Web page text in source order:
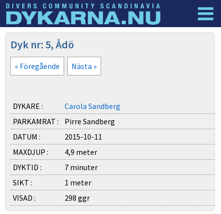
Dyknyheter
Dyk nr: 5, Ådö
« Föregående Nästa »
DYKARE :
Carola Sandberg
PARKAMRAT :
Pirre Sandberg
DATUM :
2015-10-11
MAXDJUP :
4,9 meter
DYKTID :
7 minuter
SIKT :
1 meter
VISAD :
298 ggr